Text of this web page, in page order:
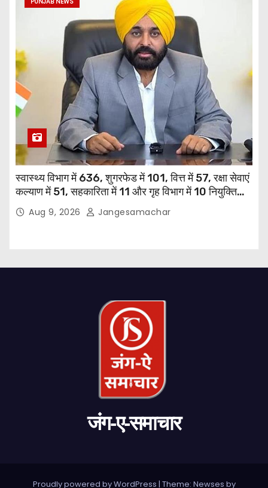
स्वास्थ्य विभाग में 636, शुगरफेड में 101, वित्त में 57, रक्षा सेवाएं
कल्याण में 51, सहकारिता में 11 और गृह विभाग में 10 नियुक्तियां
हुईं: मुख्यमंत्री भगवंत सिंह मान
Aug 9, 2026 Jangesamachar
जंग-ए-समाचार
Proudly powered by WordPress | Theme: Newses by